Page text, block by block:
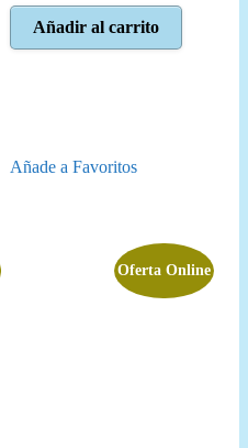
original
era:
Añadir al carrito
Añade a Favoritos
Oferta Online